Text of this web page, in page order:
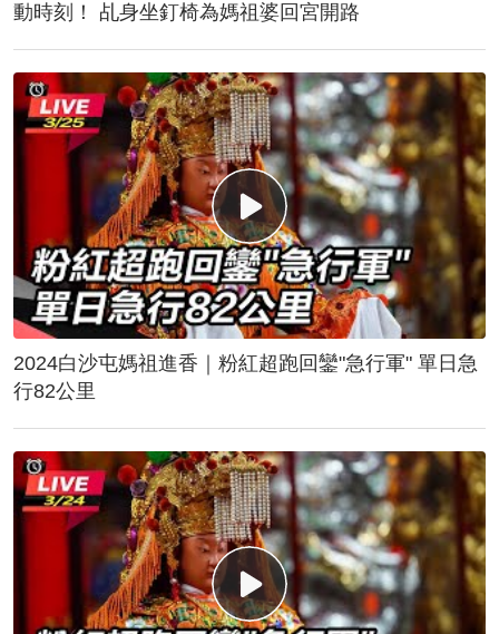
動時刻！ 乩身坐釘椅為媽祖婆回宮開路
2024白沙屯媽祖進香｜粉紅超跑回鑾"急行軍" 單日急
行82公里